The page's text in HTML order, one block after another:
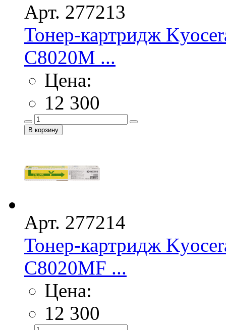
Арт. 277213
Тонер-картридж
C8020M ...
Цена:
12 300
Арт. 277214
Тонер-картридж
C8020MF ...
Цена:
12 300